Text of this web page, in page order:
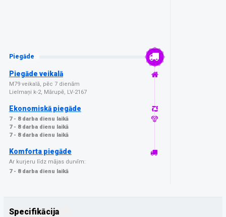
Piegāde
Piegāde veikalā
M79 veikalā, pēc 7 dienām
Lielmaņi k-2, Mārupē, LV-2167
Ekonomiskā piegāde
7 - 8 darba dienu laikā
7 - 8 darba dienu laikā
7 - 8 darba dienu laikā
Komforta piegāde
Ar kurjeru līdz mājas durvīm:
7 - 8 darba dienu laikā
Specifikācija